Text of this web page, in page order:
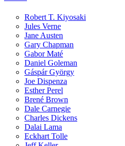
Robert T. Kiyosaki
Jules Verne
Jane Austen
Gary Chapman
Gabor Maté
Daniel Goleman
Gáspár György
Joe Dispenza
Esther Perel
Brené Brown
Dale Carnegie
Charles Dickens
Dalai Lama
Eckhart Tolle